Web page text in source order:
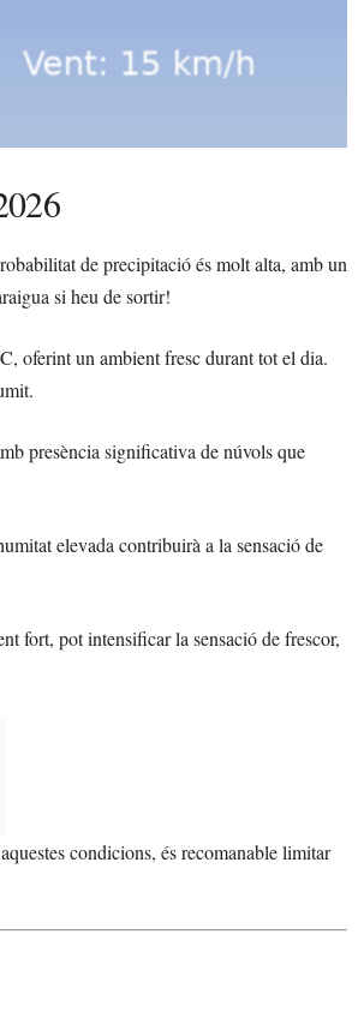
de precipitació és molt alta, amb un
si heu de sortir!
oferint un ambient fresc durant tot el dia.
presència significativa de núvols que
elevada contribuirà a la sensació de
fort, pot intensificar la sensació de frescor,
condicions, és recomanable limitar